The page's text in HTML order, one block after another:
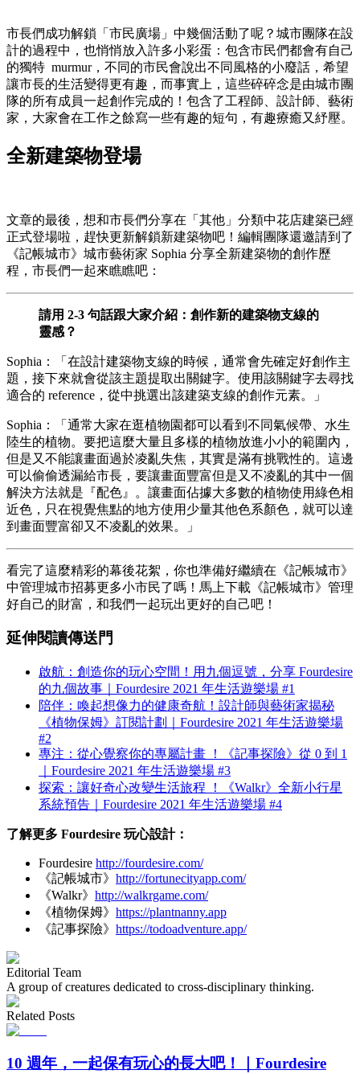
市長們成功解鎖「市民廣場」中幾個活動了呢？城市團隊在設
計的過程中，也悄悄放入許多小彩蛋：包含市民們都會有自己
的獨特 murmur，不同的市民會說出不同風格的小廢話，希望
讓市長的生活變得更有趣，而事實上，這些碎碎念是由城市團
隊的所有成員一起創作完成的！包含了工程師、設計師、藝術
家，大家會在工作之餘寫一些有趣的短句，有趣療癒又紓壓。
全新建築物登場
文章的最後，想和市長們分享在「其他」分類中花店建築已經
正式登場啦，趕快更新解鎖新建築物吧！編輯團隊還邀請到了
《記帳城市》城市藝術家 Sophia 分享全新建築物的創作歷
程，市長們一起來瞧瞧吧：
請用 2-3 句話跟大家介紹：創作新的建築物支線的
靈感？
Sophia：「在設計建築物支線的時候，通常會先確定好創作主
題，接下來就會從該主題提取出關鍵字。使用該關鍵字去尋找
適合的 reference，從中挑選出該建築支線的創作元素。」
Sophia：「通常大家在逛植物園都可以看到不同氣候帶、水生
陸生的植物。要把這麼大量且多樣的植物放進小小的範圍內，
但是又不能讓畫面過於凌亂失焦，其實是滿有挑戰性的。這邊
可以偷偷透漏給市長，要讓畫面豐富但是又不凌亂的其中一個
解決方法就是『配色』。讓畫面佔據大多數的植物使用綠色相
近色，只在視覺焦點的地方使用少量其他色系顏色，就可以達
到畫面豐富卻又不凌亂的效果。」
看完了這麼精彩的幕後花絮，你也準備好繼續在《記帳城市》
中管理城市招募更多小市民了嗎！馬上下載《記帳城市》管理
好自己的財富，和我們一起玩出更好的自己吧！
延伸閱讀傳送門
啟航：創造你的玩心空間！用九個逗號，分享 Fourdesire
的九個故事｜Fourdesire 2021 年生活遊樂場 #1
陪伴：喚起想像力的健康奇航！設計師與藝術家揭秘
《植物保姆》訂閱計劃｜Fourdesire 2021 年生活遊樂場
#2
專注：從心覺察你的專屬計畫 ！《記事探險》從 0 到 1
｜Fourdesire 2021 年生活遊樂場 #3
探索：讓好奇心改變生活旅程 ！《Walkr》全新小行星
系統預告｜Fourdesire 2021 年生活遊樂場 #4
了解更多 Fourdesire 玩心設計：
Fourdesire http://fourdesire.com/
《記帳城市》 http://fortunecityapp.com/
《Walkr》 http://walkrgame.com/
《植物保姆》 https://plantnanny.app
《記事探險》 https://todoadventure.app/
Editorial Team
A group of creatures dedicated to cross-disciplinary thinking.
Related Posts
10 週年，一起保有玩心的長大吧！｜Fourdesire